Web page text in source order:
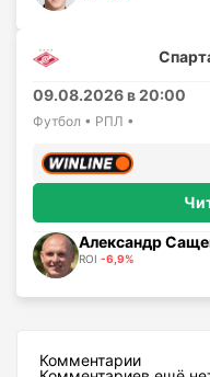
09.08.2026 в 20:00
Футбол • РПЛ •
Александр
ROI -6,9%
Комментарии